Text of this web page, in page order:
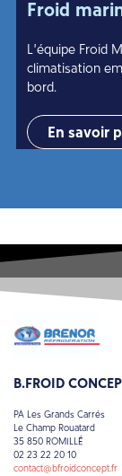
Froid
L’équipe Froid
climatisation
bord.
En savoir
B.FROID
PA Les Grands Carrés
Le Champ Rouatard
35 850 ROMILLÉ
02 23 22 20 10
contact@bfroidconcept.fr